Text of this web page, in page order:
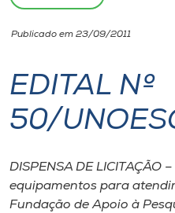
Unoesc
Internacionalização
I.nova
Diplomados
Publicado em 23/09/2011
EDITAL Nº
50/
DISPENSA DE LICITAÇÃO
equipamentos para
Fundação de Apoio à